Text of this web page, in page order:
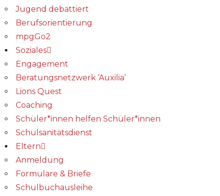
Jugend debattiert
Berufsorientierung
mpgGo2
Soziales
Engagement
Beratungsnetzwerk ‘Auxilia’
Lions Quest
Coaching
Schüler*innen helfen Schüler*innen
Schulsanitätsdienst
Eltern
Anmeldung
Formulare & Briefe
Schulbuchausleihe